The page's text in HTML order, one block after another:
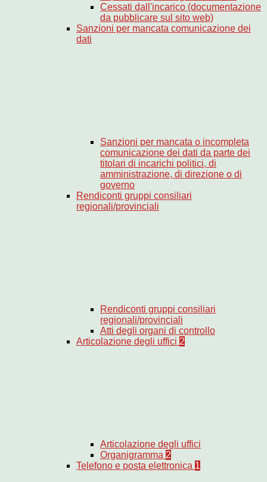
Cessati dall'incarico (documentazione
da pubblicare sul sito web)
Sanzioni per mancata comunicazione dei
dati
Sanzioni per mancata o incompleta
comunicazione dei dati da parte dei
titolari di incarichi politici, di
amministrazione, di direzione o di
governo
Rendiconti gruppi consiliari
regionali/provinciali
Rendiconti gruppi consiliari
regionali/provinciali
Atti degli organi di controllo
Articolazione degli uffici 2
Articolazione degli uffici
Organigramma 2
Telefono e posta elettronica 1